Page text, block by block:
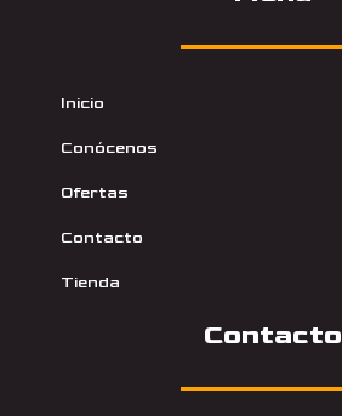
Inicio
Conócenos
Ofertas
Contacto
Tienda
Contacto